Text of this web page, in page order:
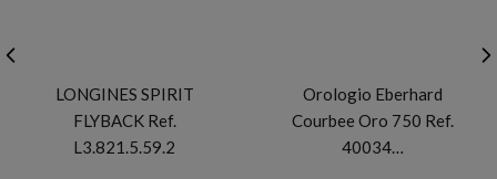
LONGINES SPIRIT
FLYBACK Ref.
L3.821.5.59.2
Orologio Eberhard
Courbee Oro 750 Ref.
40034…